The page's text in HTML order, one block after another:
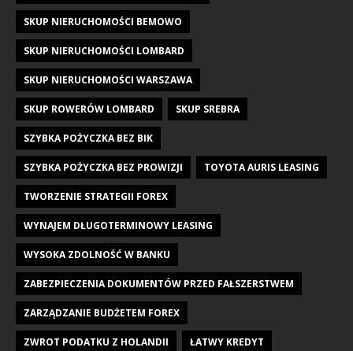
SKUP NIERUCHOMOŚCI BEMOWO
SKUP NIERUCHOMOŚCI LOMBARD
SKUP NIERUCHOMOŚCI WARSZAWA
SKUP ROWERÓW LOMBARD SKUP SREBRA
SZYBKA POŻYCZKA BEZ BIK
SZYBKA POŻYCZKA BEZ PROWIZJI TOYOTA AURIS LEASING
TWORZENIE STRATEGII FOREX
WYNAJEM DŁUGOTERMINOWY LEASING
WYSOKA ZDOLNOŚĆ W BANKU
ZABEZPIECZENIA DOKUMENTÓW PRZED FAŁSZERSTWEM
ZARZĄDZANIE BUDŻETEM FOREX
ZWROT PODATKU Z HOLANDII ŁATWY KREDYT